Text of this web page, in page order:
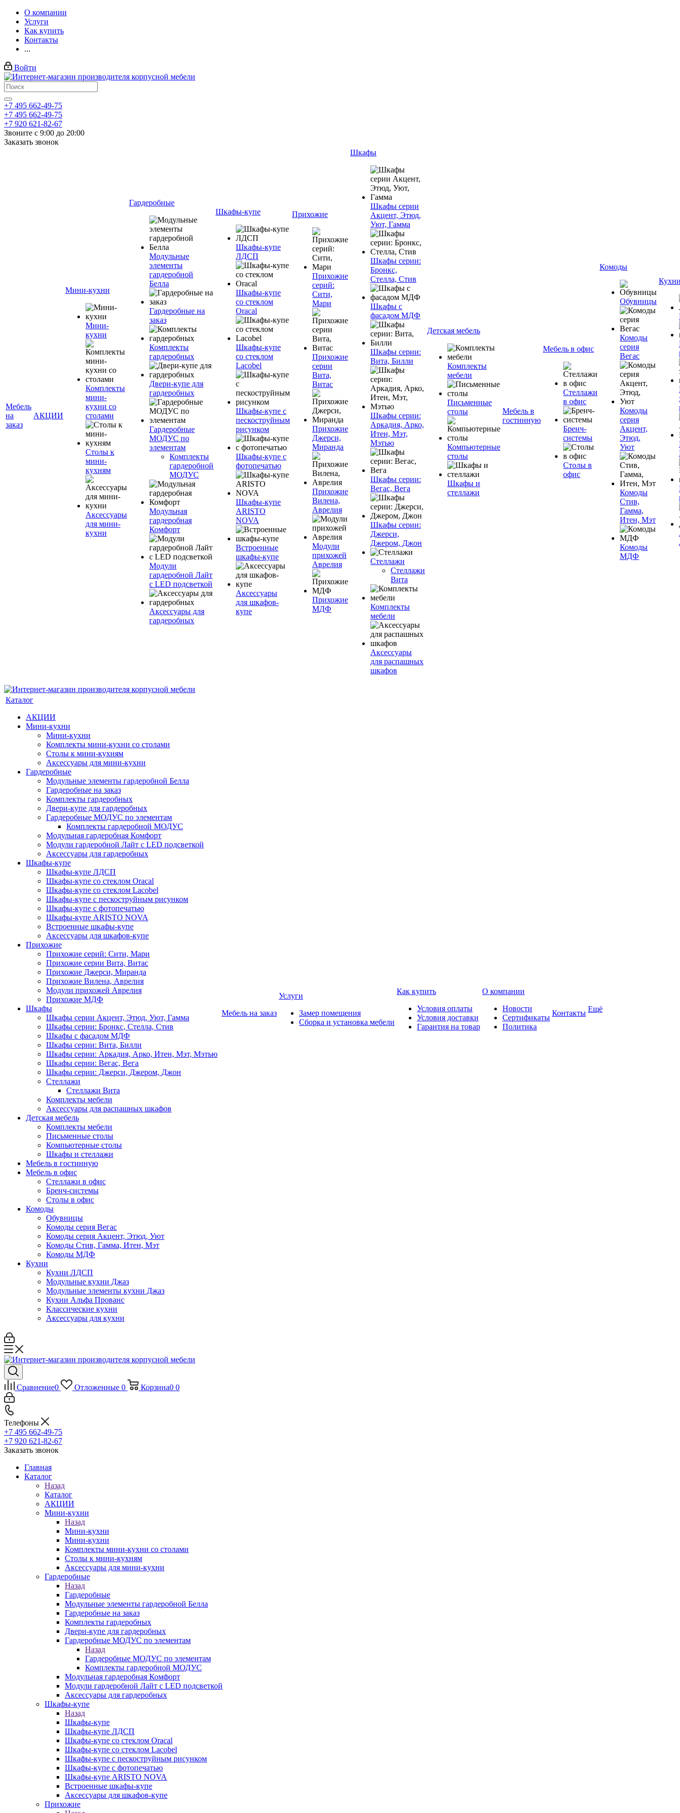
О компании
Услуги
Как купить
Контакты
...
Войти
+7 495 662-49-75
+7 495 662-49-75
+7 920 621-82-67
Звоните с 9:00 до 20:00
Заказать звонок
Мебель
на
заказ
АКЦИИ
Мини-кухни
Мини-
кухни
Комплекты
мини-
кухни со
столами
Столы к
мини-
кухням
Аксессуары
для мини-
кухни
Гардеробные
Модульные
элементы
гардеробной
Белла
Гардеробные на
заказ
Комплекты
гардеробных
Двери-купе для
гардеробных
Гардеробные
МОДУС по
элементам
Комплекты
гардеробной
МОДУС
Модульная
гардеробная
Комфорт
Модули
гардеробной Лайт
с LED подсветкой
Аксессуары для
гардеробных
Шкафы-купе
Шкафы-купе
ЛДСП
Шкафы-купе
со стеклом
Oracal
Шкафы-купе
со стеклом
Lacobel
Шкафы-купе с
пескоструйным
рисунком
Шкафы-купе с
фотопечатью
Шкафы-купе
ARISTO
NOVA
Встроенные
шкафы-купе
Аксессуары
для шкафов-
купе
Прихожие
Прихожие
серий:
Сити,
Мари
Прихожие
серии
Вита,
Витас
Прихожие
Джерси,
Миранда
Прихожие
Вилена,
Аврелия
Модули
прихожей
Аврелия
Прихожие
МДФ
Шкафы
Шкафы серии
Акцент, Этюд,
Уют, Гамма
Шкафы серии:
Бронкс,
Стелла, Стив
Шкафы с
фасадом МДФ
Шкафы серии:
Вита, Билли
Шкафы серии:
Аркадия, Арко,
Итен, Мэт,
Мэтью
Шкафы серии:
Вегас, Вега
Шкафы серии:
Джерси,
Джером, Джон
Стеллажи
Стеллажи
Вита
Комплекты
мебели
Аксессуары
для распашных
шкафов
Детская мебель
Комплекты
мебели
Письменные
столы
Компьютерные
столы
Шкафы и
стеллажи
Мебель в
гостинную
Мебель в офис
Стеллажи
в офис
Бренч-
системы
Столы в
офис
Комоды
Обувницы
Комоды
серия
Вегас
Комоды
серия
Акцент,
Этюд,
Уют
Комоды
Стив,
Гамма,
Итен, Мэт
Комоды
МДФ
Каталог
АКЦИИ
Мини-кухни
Мини-кухни
Комплекты мини-кухни со столами
Столы к мини-кухням
Аксессуары для мини-кухни
Гардеробные
Модульные элементы гардеробной Белла
Гардеробные на заказ
Комплекты гардеробных
Двери-купе для гардеробных
Гардеробные МОДУС по элементам
Комплекты гардеробной МОДУС
Модульная гардеробная Комфорт
Модули гардеробной Лайт с LED подсветкой
Аксессуары для гардеробных
Шкафы-купе
Шкафы-купе ЛДСП
Шкафы-купе со стеклом Oracal
Шкафы-купе со стеклом Lacobel
Шкафы-купе с пескоструйным рисунком
Шкафы-купе с фотопечатью
Шкафы-купе ARISTO NOVA
Встроенные шкафы-купе
Аксессуары для шкафов-купе
Прихожие
Прихожие серий: Сити, Мари
Прихожие серии Вита, Витас
Прихожие Джерси, Миранда
Прихожие Вилена, Аврелия
Модули прихожей Аврелия
Прихожие МДФ
Шкафы
Шкафы серии Акцент, Этюд, Уют, Гамма
Шкафы серии: Бронкс, Стелла, Стив
Шкафы с фасадом МДФ
Шкафы серии: Вита, Билли
Шкафы серии: Аркадия, Арко, Итен, Мэт, Мэтью
Шкафы серии: Вегас, Вега
Шкафы серии: Джерси, Джером, Джон
Стеллажи
Стеллажи Вита
Комплекты мебели
Аксессуары для распашных шкафов
Детская мебель
Комплекты мебели
Письменные столы
Компьютерные столы
Шкафы и стеллажи
Мебель в гостинную
Мебель в офис
Стеллажи в офис
Бренч-системы
Столы в офис
Комоды
Обувницы
Комоды серия Вегас
Комоды серия Акцент, Этюд, Уют
Комоды Стив, Гамма, Итен, Мэт
Комоды МДФ
Кухни
Кухни ЛДСП
Модульные кухни Джаз
Модульные элементы кухни Джаз
Кухни Альфа Прованс
Классические кухни
Аксессуары для кухни
Мебель на заказ
Услуги
Замер помещения
Сборка и установка мебели
Как купить
Условия оплаты
Условия доставки
Гарантия на товар
О компании
Новости
Сертификаты
Политика
Контакты Ещё
Сравнение0 Отложенные 0 Корзина0 0
Телефоны
+7 495 662-49-75
+7 920 621-82-67
Заказать звонок
Главная
Каталог
Назад
Каталог
АКЦИИ
Мини-кухни
Назад
Мини-кухни
Мини-кухни
Комплекты мини-кухни со столами
Столы к мини-кухням
Аксессуары для мини-кухни
Гардеробные
Назад
Гардеробные
Модульные элементы гардеробной Белла
Гардеробные на заказ
Комплекты гардеробных
Двери-купе для гардеробных
Гардеробные МОДУС по элементам
Назад
Гардеробные МОДУС по элементам
Комплекты гардеробной МОДУС
Модульная гардеробная Комфорт
Модули гардеробной Лайт с LED подсветкой
Аксессуары для гардеробных
Шкафы-купе
Назад
Шкафы-купе
Шкафы-купе ЛДСП
Шкафы-купе со стеклом Oracal
Шкафы-купе со стеклом Lacobel
Шкафы-купе с пескоструйным рисунком
Шкафы-купе с фотопечатью
Шкафы-купе ARISTO NOVA
Встроенные шкафы-купе
Аксессуары для шкафов-купе
Прихожие